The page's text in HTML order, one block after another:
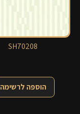
SH70208
הוספה לרשימה